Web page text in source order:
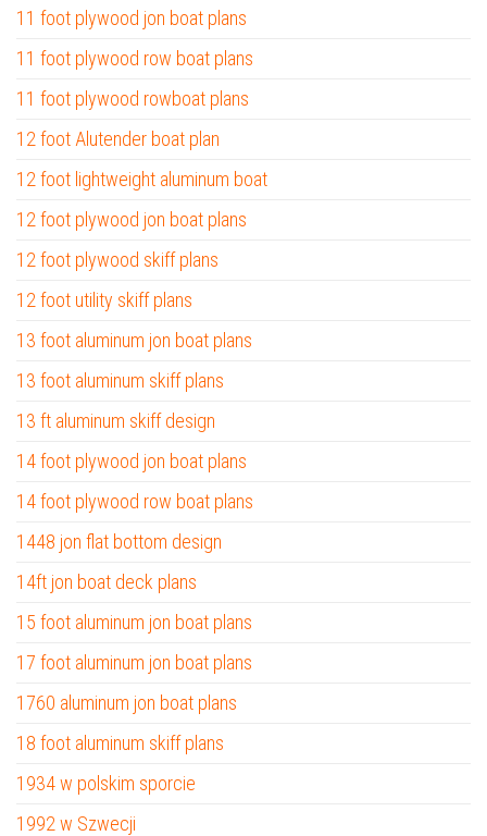
11 foot plywood jon boat plans
11 foot plywood row boat plans
11 foot plywood rowboat plans
12 foot Alutender boat plan
12 foot lightweight aluminum boat
12 foot plywood jon boat plans
12 foot plywood skiff plans
12 foot utility skiff plans
13 foot aluminum jon boat plans
13 foot aluminum skiff plans
13 ft aluminum skiff design
14 foot plywood jon boat plans
14 foot plywood row boat plans
1448 jon flat bottom design
14ft jon boat deck plans
15 foot aluminum jon boat plans
17 foot aluminum jon boat plans
1760 aluminum jon boat plans
18 foot aluminum skiff plans
1934 w polskim sporcie
1992 w Szwecji